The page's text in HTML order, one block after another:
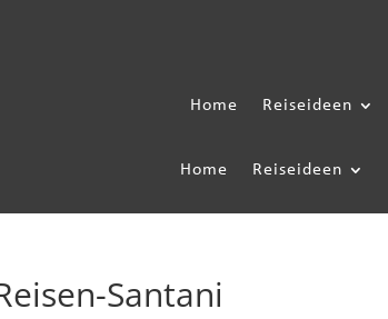
Home Reiseideen
Home Reiseideen
Santani